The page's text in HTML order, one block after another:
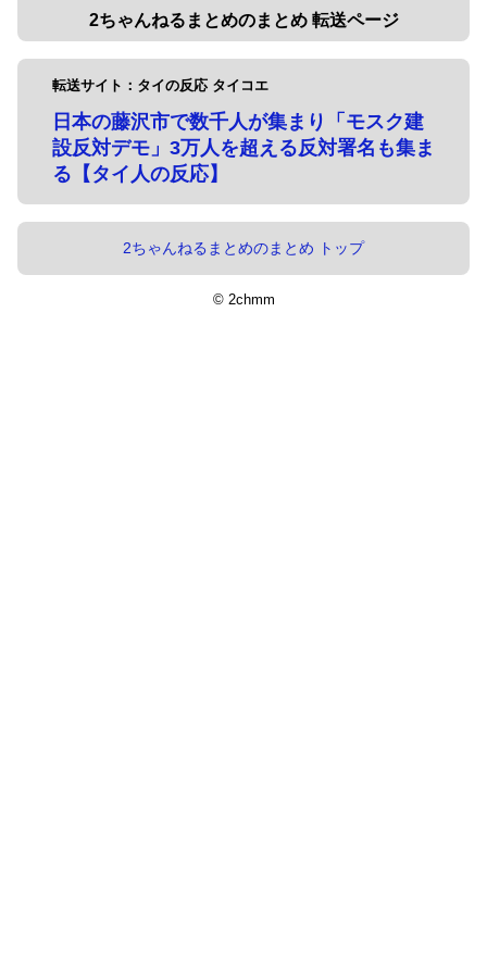
2ちゃんねるまとめのまとめ 転送ページ
転送サイト：タイの反応 タイコエ
日本の藤沢市で数千人が集まり「モスク建
設反対デモ」3万人を超える反対署名も集ま
る【タイ人の反応】
2ちゃんねるまとめのまとめ トップ
© 2chmm